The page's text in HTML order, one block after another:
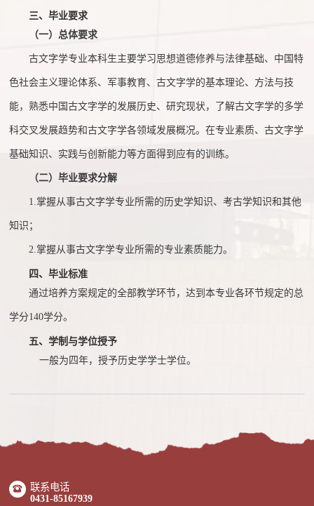
三、毕业要求
（一） 总体要求
古文字学专业本科生主要学习思想道德修养与法律基础、中国特
色社会主义理论体系、军事教育、古文字学的基本理论、方法与技
能，熟悉中国古文字学的发展历史、研究现状，了解古文字学的多学
科交叉发展趋势和古文字学各领域发展概况。在专业素质、古文字学
基础知识、实践与创新能力等方面得到应有的训练。
（二）毕业要求分解
1.掌握从事古文字学专业所需的历史学知识、考古学知识和其他
知识；
2.掌握从事古文字学专业所需的专业素质能力。
四、毕业标准
通过培养方案规定的全部教学环节，达到本专业各环节规定的总
学分140学分。
五、学制与学位授予
一般为四年，授予历史学学士学位。
联系电话
0431-85167939